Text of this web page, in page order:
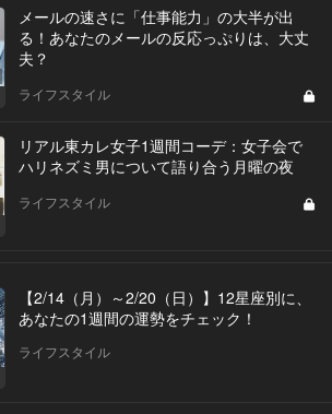
メールの速さに「仕事能力」の大半が出
る！あなたのメールの反応っぷりは、大丈
夫？
ライフスタイル
リアル東カレ女子1週間コーデ：女子会で
ハリネズミ男について語り合う月曜の夜
ライフスタイル
【2/14（月）～2/20（日）】12星座別に、
あなたの1週間の運勢をチェック！
ライフスタイル